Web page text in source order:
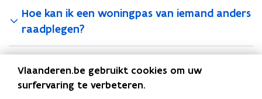
Hoe kan ik een woningpas van iemand anders
raadplegen?
Ik ben de activatiecode kwijt om een
gedeelde woningpas te bekijken. Wat moet ik
Vlaanderen.be gebruikt cookies om uw
surfervaring te verbeteren.